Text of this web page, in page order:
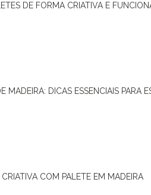
DE FORMA CRIATIVA E
MADEIRA: DICAS ESSENCIAIS PARA
CRIATIVA COM PALETE EM MADEIRA